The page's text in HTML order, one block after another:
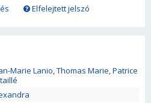
Elfelejtett jelszó
Marie Lanio,Thomas Marie,Patrice